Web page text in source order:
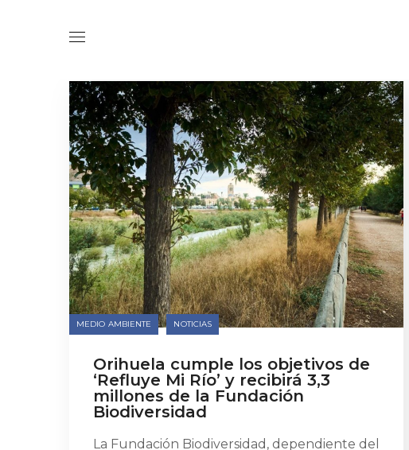
Categoría:
MEDIO AMBIENTE NOTICIAS
Orihuela cumple los objetivos de
‘Refluye Mi Río’ y recibirá 3,3
millones de la Fundación
Biodiversidad
La Fundación Biodiversidad, dependiente del